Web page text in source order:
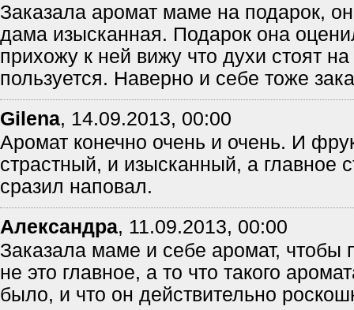
Заказала аромат маме на подарок,
дама изысканная. Подарок она
прихожу к ней вижу что духи стоят
пользуется. Наверно и себе тоже
Gilena, 14.09.2013, 00:00
Аромат конечно очень и очень. И
страстный, и изысканный, а главное
сразил наповал.
Александра, 11.09.2013, 00:00
Заказала маме и себе аромат, чтобы
не это главное, а то что такого
было, и что он действительно